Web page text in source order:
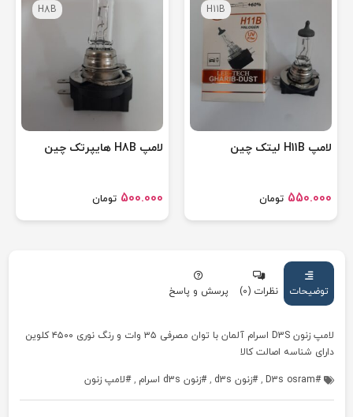
H11B
لامپ H11B لیتک چین
تومان550.000
H8B
لامپ H8B هایپرتک چین
تومان500.000
توضیحات نظرات (0) پرسش و پاسخ
لامپ زنون D3S اسرام آلمان با توان مصرفی ۳۵ وات و رنگ نوری ۴۵۰۰ کلوین
دارای شناسه اصالت کالا
D3s osram
, زنون d3s , زنون d3s اسرام , لامپ زنون